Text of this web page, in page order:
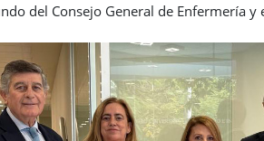
del Consejo General de Enfermería y